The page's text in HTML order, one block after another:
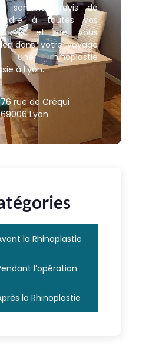
sommes ravis de
à toutes vos
et de vous
dans votre voyage
une rhinoplastie
à Lyon.
76 rue de Créqui
69006 Lyon
la Rhinoplastie
l’opération
la Rhinoplastie